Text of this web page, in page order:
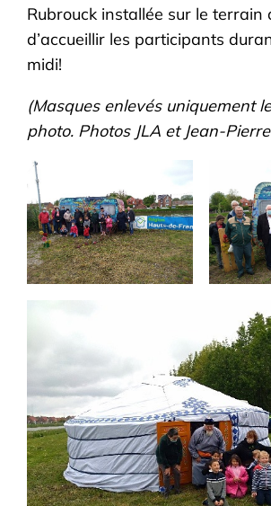
Rubrouck installée sur le terrain
d’accueillir les participants
midi!
(Masques enlevés uniquement
photo. Photos JLA et Jean-